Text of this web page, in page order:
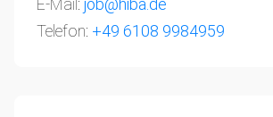
E-Mail: job@hiba.de
Telefon: +49 6108 9984959